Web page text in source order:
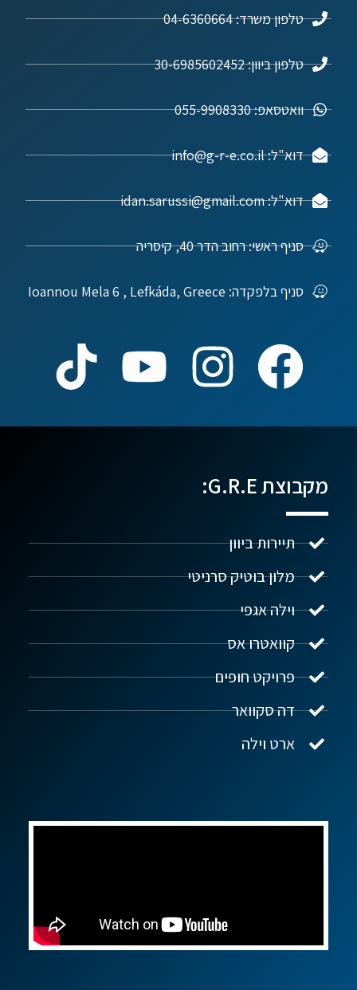
טלפון משרד: 04-6360664
טלפון ביוון: 30-6985602452
וואטסאפ: 055-9908330
דוא"ל: info@g-r-e.co.il
דוא"ל: idan.sarussi@gmail.com
סניף ראשי: רחוב הדר 40, קיסריה
סניף בלפקדה: Ioannou Mela 6 , Lefkáda, Greece
מקבוצת G.R.E:
תיירות ביוון
מלון בוטיק סרניטי
וילה אגפי
קוואטרו אס
פרויקט חופים
דה סקוואר
ארט וילה
נדל"ן ביוון G.R.E
שלום! איך אפשר לעזור?